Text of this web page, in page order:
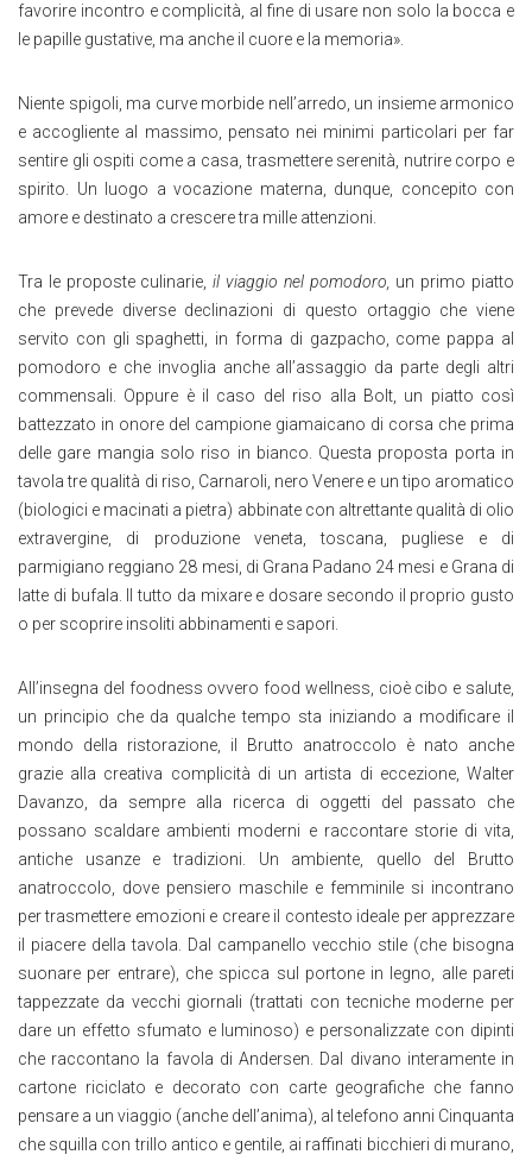
favorire incontro e complicità, al fine di usare non solo la bocca e
le papille gustative, ma anche il cuore e la memoria».
Niente spigoli, ma curve morbide nell’arredo, un insieme armonico
e accogliente al massimo, pensato nei minimi particolari per far
sentire gli ospiti come a casa, trasmettere serenità, nutrire corpo e
spirito. Un luogo a vocazione materna, dunque, concepito con
amore e destinato a crescere tra mille attenzioni.
Tra le proposte culinarie,il viaggio nel pomodoro, un primo piatto
che prevede diverse declinazioni di questo ortaggio che viene
servito con gli spaghetti, in forma di gazpacho, come pappa al
pomodoro e che invoglia anche all’assaggio da parte degli altri
commensali. Oppure è il caso del riso alla Bolt, un piatto così
battezzato in onore del campione giamaicano di corsa che prima
delle gare mangia solo riso in bianco. Questa proposta porta in
tavola tre qualità di riso, Carnaroli, nero Venere e un tipo aromatico
(biologici e macinati a pietra) abbinate con altrettante qualità di olio
extravergine, di produzione veneta, toscana, pugliese e di
parmigiano reggiano 28 mesi, di Grana Padano 24 mesi e Grana di
latte di bufala. Il tutto da mixare e dosare secondo il proprio gusto
o per scoprire insoliti abbinamenti e sapori.
All’insegna del foodness ovvero food wellness, cioè cibo e salute,
un principio che da qualche tempo sta iniziando a modificare il
mondo della ristorazione, il Brutto anatroccolo è nato anche
grazie alla creativa complicità di un artista di eccezione, Walter
Davanzo, da sempre alla ricerca di oggetti del passato che
possano scaldare ambienti moderni e raccontare storie di vita,
antiche usanze e tradizioni. Un ambiente, quello del Brutto
anatroccolo, dove pensiero maschile e femminile si incontrano
per trasmettere emozioni e creare il contesto ideale per apprezzare
il piacere della tavola. Dal campanello vecchio stile (che bisogna
suonare per entrare), che spicca sul portone in legno, alle pareti
tappezzate da vecchi giornali (trattati con tecniche moderne per
dare un effetto sfumato e luminoso) e personalizzate con dipinti
che raccontano la favola di Andersen. Dal divano interamente in
cartone riciclato e decorato con carte geografiche che fanno
pensare a un viaggio (anche dell’anima), al telefono anni Cinquanta
che squilla con trillo antico e gentile, ai raffinati bicchieri di murano,